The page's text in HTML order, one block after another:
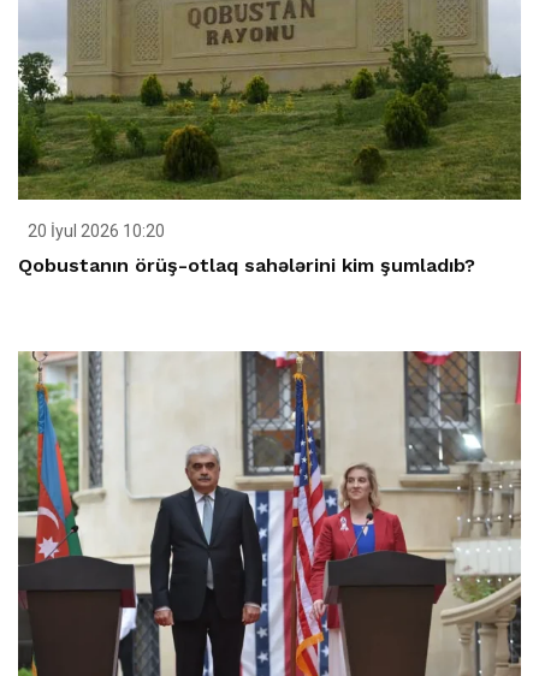
20 İyul 2026 10:20
Qobustanın örüş-otlaq sahələrini kim şumladıb?